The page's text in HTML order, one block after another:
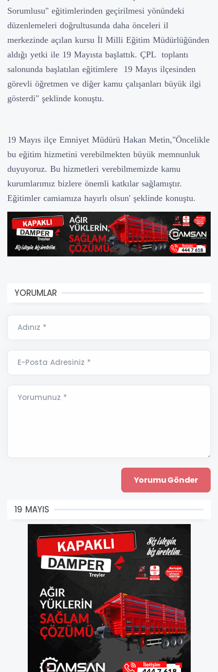
Sorumlusu" eğitimlerinden geçirilmesi yönündeki
düzenlemeleri doğrultusunda daha önceleri il
merkezinde açılan kursu İl Milli Eğitim Müdürlüğünden
aldığı yetki ile 19 Mayısta başlattık. ÇPL toplantı
salonunda başlatılan eğitimlere 19 Mayıs ilçesinden
görevli öğretmen ve diğer kamu çalışanları büyük ilgi
gösterdi" şeklinde konuştu.
19 Mayıs ilçe Emniyet Müdürü Hakan Metin,"Öncelikle
bu eğitim hizmetini verebilmekten büyük memnunluk
duyuyoruz. Bu hizmetleri verebilmemizde kamu
kurumlarımız bizlere önemli katkılar sağlamıştır.
Eğitimler camiamıza hayırlı olsun' şeklinde konuştu.
YORUMLAR
Adınız *
E-Posta Adresiniz *
Yorumunuz *
19 MAYIS